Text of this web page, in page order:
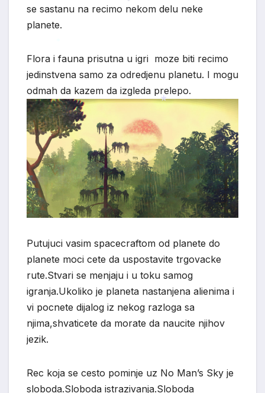
se sastanu na recimo nekom delu neke
planete.
Flora i fauna prisutna u igri moze biti recimo
jedinstvena samo za odredjenu planetu. I mogu
odmah da kazem da izgleda prelepo.
Putujuci vasim spacecraftom od planete do
planete moci cete da uspostavite trgovacke
rute.Stvari se menjaju i u toku samog
igranja.Ukoliko je planeta nastanjena alienima i
vi pocnete dijalog iz nekog razloga sa
njima,shvaticete da morate da naucite njihov
jezik.
Rec koja se cesto pominje uz No Man’s Sky je
sloboda.Sloboda istrazivanja.Sloboda
*